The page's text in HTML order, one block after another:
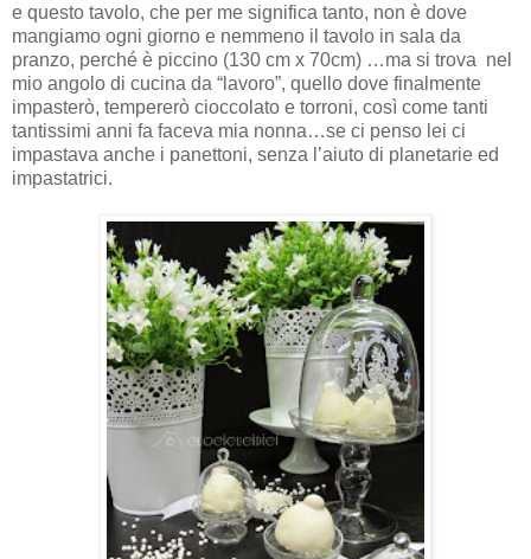
e questo tavolo, che per me significa tanto, non è dove
mangiamo ogni giorno e nemmeno il tavolo in sala da
pranzo, perché è piccino (130 cm x 70cm) …ma si trova nel
mio angolo di cucina da “lavoro”, quello dove finalmente
impasterò, tempererò cioccolato e torroni, così come tanti
tantissimi anni fa faceva mia nonna…se ci penso lei ci
impastava anche i panettoni, senza l’aiuto di planetarie ed
impastatrici.